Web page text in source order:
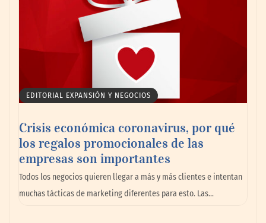
La omnicanalidad redefine la forma de
planear viajes en México
EDITORIAL EXPANSIÓN Y NEGOCIOS
Crisis económica coronavirus, por qué
los regalos promocionales de las
empresas son importantes
Todos los negocios quieren llegar a más y más clientes e intentan
muchas tácticas de marketing diferentes para esto. Las…